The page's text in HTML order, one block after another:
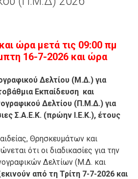
ώρα μετά τις 09:00 πμ
16-7-2026 και ώρα
Δελτίου (Μ.Δ.) για
Εκπαίδευση και
Δελτίου (Π.Μ.Δ.) για
Σ.Α.Ε.Κ. (πρώην Ι.Ε.Κ.), έτους
Θρησκευμάτων και
ότι οι διαδικασίες για την
Δελτίων (Μ.Δ. και
από τη Τρίτη 7-7-2026 και